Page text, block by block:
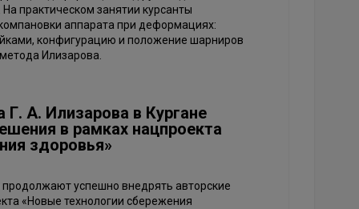
практическом занятии курсанты
аппарата при деформациях:
конфигурацию и положение шарниров
Илизарова.
А. Илизарова в Кургане
в рамках нацпроекта
здоровья»
успешно внедрять авторские
«Новые технологии сбережения